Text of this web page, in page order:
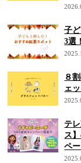
子
3選！
８
ェ
テ
ス
ペ